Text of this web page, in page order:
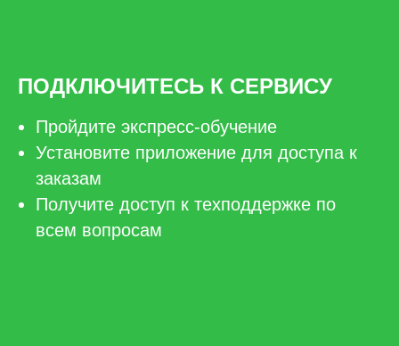
ПОДКЛЮЧИТЕСЬ К СЕРВИСУ
Пройдите экспресс-обучение
Установите приложение для доступа к
заказам
Получите доступ к техподдержке по
всем вопросам